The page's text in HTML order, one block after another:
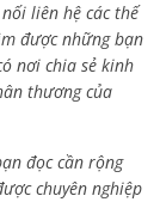
liên hệ các thế
được những bạn
nơi chia sẻ kinh
thương của
đọc cần rộng
chuyên nghiệp